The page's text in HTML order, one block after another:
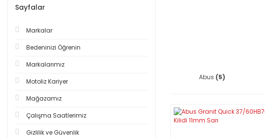
Sayfalar
Markalar
Bedeninizi Öğrenin
Markalarımız
Motoliz Kariyer
Mağazamız
Çalışma Saatlerimiz
Gizlilik ve Güvenlik
Abus (5)